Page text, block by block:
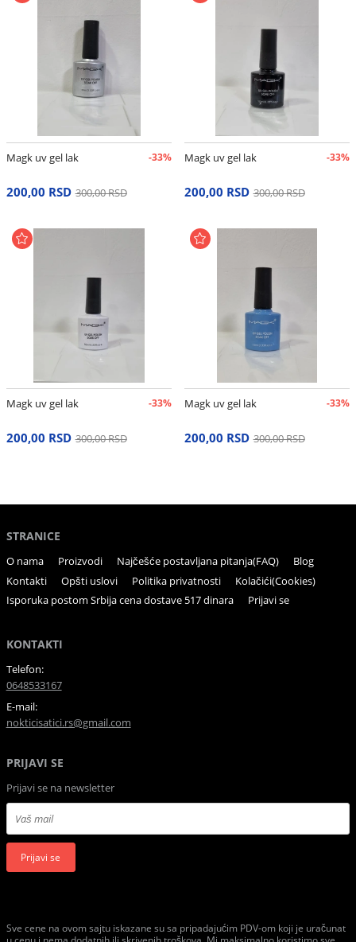
Magk uv gel lak -33%
200,00 RSD 300,00 RSD
Magk uv gel lak -33%
200,00 RSD 300,00 RSD
Magk uv gel lak -33%
200,00 RSD 300,00 RSD
Magk uv gel lak -33%
200,00 RSD 300,00 RSD
STRANICE
O nama Proizvodi Najčešće postavljana pitanja(FAQ)
Blog
Kontakti
Opšti uslovi Politika privatnosti
Kolačići(Cookies)
Isporuka postom Srbija cena dostave 517 dinara
Prijavi se
KONTAKTI
Telefon:
0648533167
E-mail:
nokticisatici.rs@gmail.com
PRIJAVI SE
Prijavi se na newsletter
Prijavi se
Sve cene na ovom sajtu iskazane su sa pripadajućim PDV-om koji je uračunat